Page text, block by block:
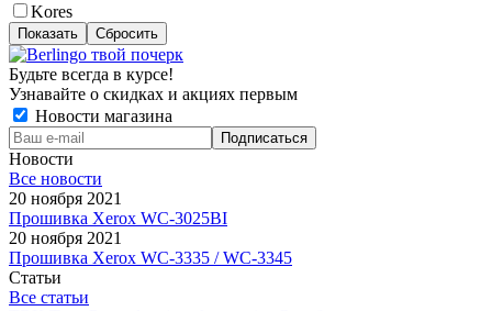
Kores
Сбросить
Будьте всегда в курсе!
Узнавайте о скидках и акциях первым
Новости магазина
Новости
Все новости
20 ноября 2021
Прошивка Xerox WC-3025BI
20 ноября 2021
Прошивка Xerox WC-3335 / WC-3345
Статьи
Все статьи